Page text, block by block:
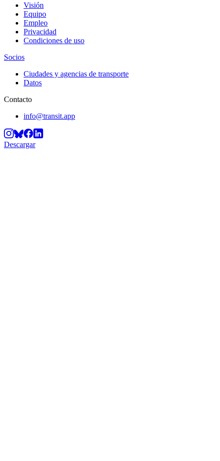
Visión
Equipo
Empleo
Privacidad
Condiciones de uso
Socios
Ciudades y agencias de transporte
Datos
Contacto
info@transit.app
Descargar